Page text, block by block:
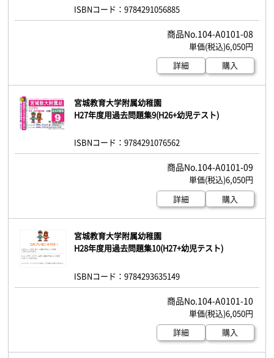
ISBNコード：9784291056885
104-A0101-08
6,050円
詳細
購入
宮城教育大学附属幼稚園
H27年度用過去問題集9(H26+幼児テスト)
ISBNコード：9784291076562
104-A0101-09
6,050円
詳細
購入
宮城教育大学附属幼稚園
H28年度用過去問題集10(H27+幼児テスト)
ISBNコード：9784293635149
104-A0101-10
6,050円
詳細
購入